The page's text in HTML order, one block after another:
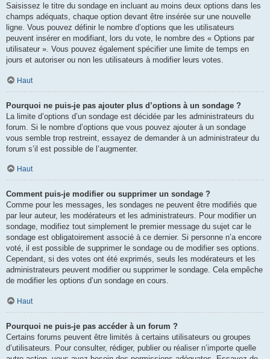
Saisissez le titre du sondage en incluant au moins deux options dans les
champs adéquats, chaque option devant être insérée sur une nouvelle
ligne. Vous pouvez définir le nombre d’options que les utilisateurs
peuvent insérer en modifiant, lors du vote, le nombre des « Options par
utilisateur ». Vous pouvez également spécifier une limite de temps en
jours et autoriser ou non les utilisateurs à modifier leurs votes.
Haut
Pourquoi ne puis-je pas ajouter plus d’options à un sondage ?
La limite d’options d’un sondage est décidée par les administrateurs du
forum. Si le nombre d’options que vous pouvez ajouter à un sondage
vous semble trop restreint, essayez de demander à un administrateur du
forum s’il est possible de l’augmenter.
Haut
Comment puis-je modifier ou supprimer un sondage ?
Comme pour les messages, les sondages ne peuvent être modifiés que
par leur auteur, les modérateurs et les administrateurs. Pour modifier un
sondage, modifiez tout simplement le premier message du sujet car le
sondage est obligatoirement associé à ce dernier. Si personne n’a encore
voté, il est possible de supprimer le sondage ou de modifier ses options.
Cependant, si des votes ont été exprimés, seuls les modérateurs et les
administrateurs peuvent modifier ou supprimer le sondage. Cela empêche
de modifier les options d’un sondage en cours.
Haut
Pourquoi ne puis-je pas accéder à un forum ?
Certains forums peuvent être limités à certains utilisateurs ou groupes
d’utilisateurs. Pour consulter, rédiger, publier ou réaliser n’importe quelle